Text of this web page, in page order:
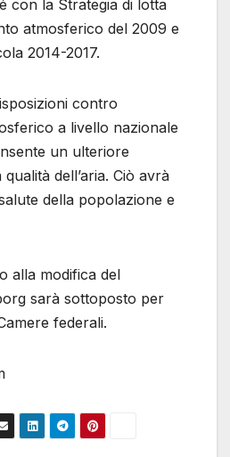
con la Strategia di lotta
atmosferico del 2009 e
2014-2017.
contro
a livello nazionale
un ulteriore
dell’aria. Ciò avrà
della popolazione e
alla modifica del
sarà sottoposto per
federali.